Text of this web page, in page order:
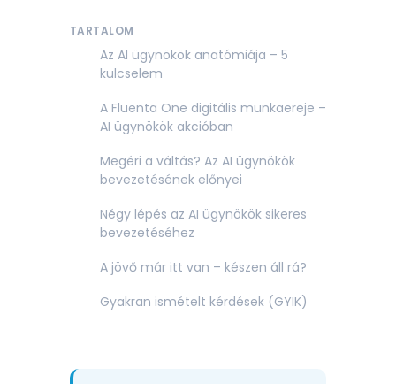
TARTALOM
Az AI ügynökök anatómiája – 5
kulcselem
A Fluenta One digitális munkaereje –
AI ügynökök akcióban
Megéri a váltás? Az AI ügynökök
bevezetésének előnyei
Négy lépés az AI ügynökök sikeres
bevezetéséhez
A jövő már itt van – készen áll rá?
Gyakran ismételt kérdések (GYIK)